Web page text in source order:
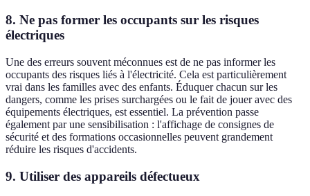
8. Ne pas former les occupants sur les risques
électriques
Une des erreurs souvent méconnues est de ne pas informer les
occupants des risques liés à l'électricité. Cela est particulièrement
vrai dans les familles avec des enfants. Éduquer chacun sur les
dangers, comme les prises surchargées ou le fait de jouer avec des
équipements électriques, est essentiel. La prévention passe
également par une sensibilisation : l'affichage de consignes de
sécurité et des formations occasionnelles peuvent grandement
réduire les risques d'accidents.
9. Utiliser des appareils défectueux